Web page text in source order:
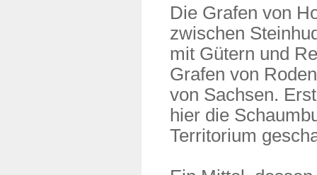
Die Grafen von
zwischen
mit Gütern und
Grafen von
von Sachsen.
hier die
Territorium